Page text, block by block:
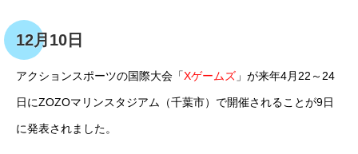
12月10日
アクションスポーツの国際大会「Xゲームズ 」が来年4月22～24
日にZOZOマリンスタジアム（千葉市）で開催されることが9日
に発表されました。